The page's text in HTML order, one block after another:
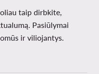
taip dirbkite,
Pasiūlymai
ir viliojantys.